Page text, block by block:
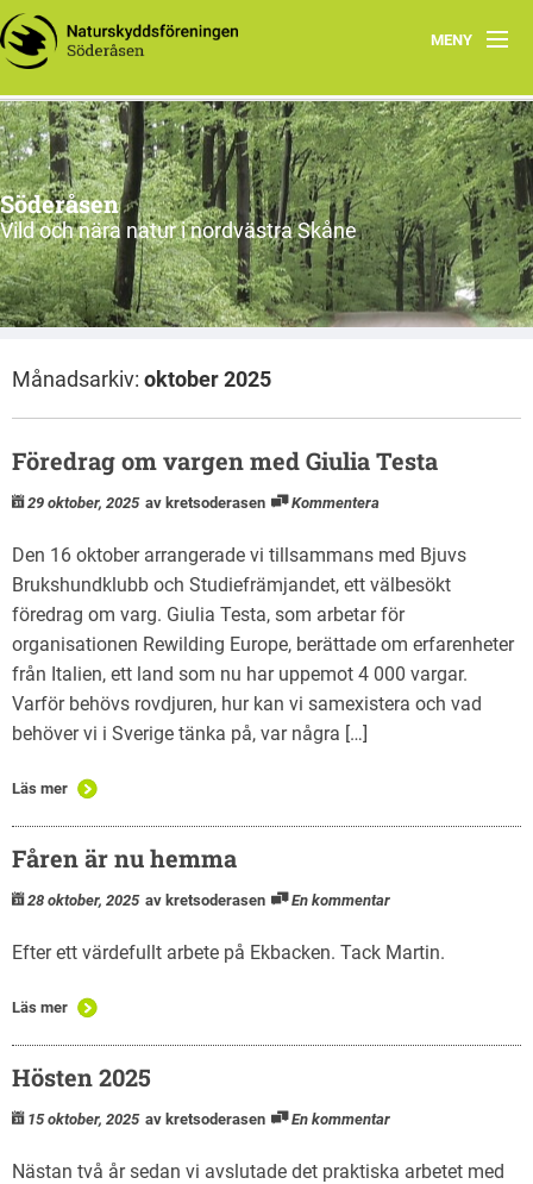
MENY
Ekbacken får rovdjursavvisande stängsel
Program
Aktuellt
Om oss
Utflykter
Natursnokarna
Maglaby kärr – restaurering
Söderåsen
Vild och nära natur i nordvästra Skåne
Månadsarkiv: oktober 2025
Föredrag om vargen med Giulia Testa
29 oktober, 2025 av kretsoderasen Kommentera
Den 16 oktober arrangerade vi tillsammans med Bjuvs
Brukshundklubb och Studiefrämjandet, ett välbesökt
föredrag om varg. Giulia Testa, som arbetar för
organisationen Rewilding Europe, berättade om erfarenheter
från Italien, ett land som nu har uppemot 4 000 vargar.
Varför behövs rovdjuren, hur kan vi samexistera och vad
behöver vi i Sverige tänka på, var några […]
Läs mer
Fåren är nu hemma
28 oktober, 2025 av kretsoderasen En kommentar
Efter ett värdefullt arbete på Ekbacken. Tack Martin.
Läs mer
Hösten 2025
15 oktober, 2025 av kretsoderasen En kommentar
Nästan två år sedan vi avslutade det praktiska arbetet med